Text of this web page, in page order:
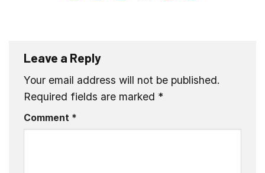
Leave a Reply
Your email address will not be published.
Required fields are marked *
Comment *